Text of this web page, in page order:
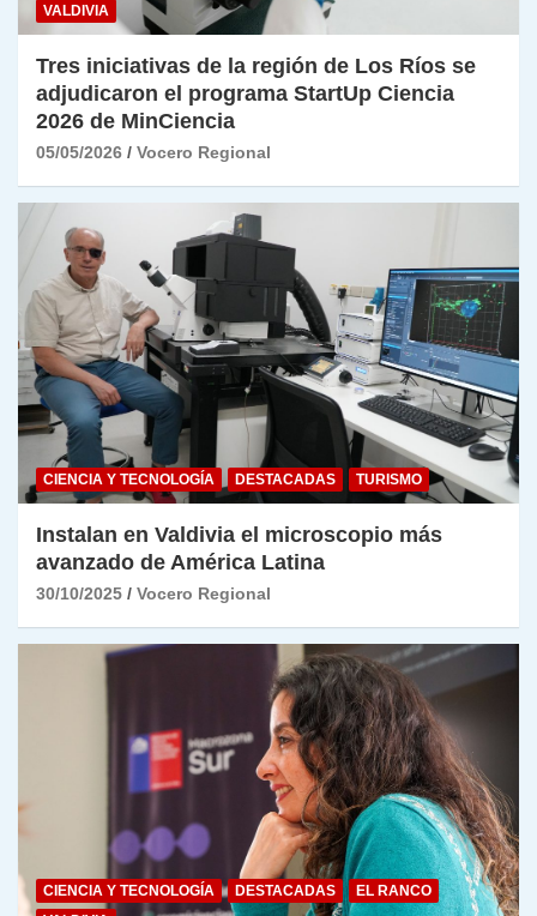
VALDIVIA
Tres iniciativas de la región de Los Ríos se
adjudicaron el programa StartUp Ciencia
2026 de MinCiencia
05/05/2026 Vocero Regional
CIENCIA Y TECNOLOGÍA DESTACADAS TURISMO
Instalan en Valdivia el microscopio más
avanzado de América Latina
30/10/2025 Vocero Regional
CIENCIA Y TECNOLOGÍA DESTACADAS
EL RANCO